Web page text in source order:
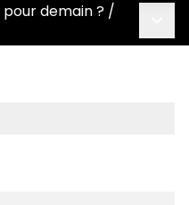
demain ? /